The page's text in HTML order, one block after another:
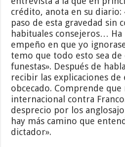
crédito, anota en su diario:
paso de esta gravedad sin
habituales consejeros… Ha
empeño en que yo
temo que todo esto sea de
funestas». Después de
recibir las explicaciones de
obcecado. Comprende que
internacional contra
desprecio por los
hay más camino que
dictador».